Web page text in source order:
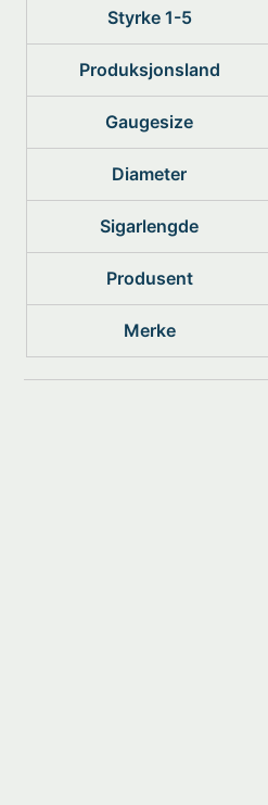
Styrke 1-5
Produksjonsland
Gaugesize
Diameter
Sigarlengde
Produsent
Merke